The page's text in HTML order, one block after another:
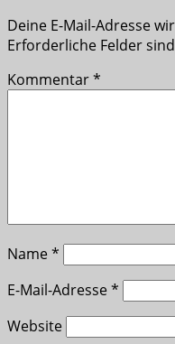
Deine E-Mail-Adresse
Erforderliche Felder
Kommentar*
Name*
E-Mail-Adresse*
Website